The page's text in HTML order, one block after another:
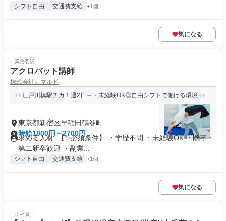
シフト自由 交通費支給 +1個
気になる
業務委託
アクロバット講師
株式会社カマルド
江戸川橋駅チカ！週2日～・未経験OK◎自由シフトで働ける環境
東京都新宿区早稲田鶴巻町
時給1800円～2700円
求める人材: 【✨必須条件】 ・学歴不問 ・未経験OK ・既卒・
第二新卒歓迎 ・副業...
シフト自由 交通費支給 +1個
気になる
正社員